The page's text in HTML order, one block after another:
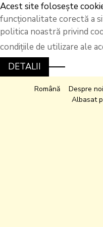
Acest site folosește
funcționalitate corectă a
politica noastră privind
condițiile de utilizare ale
DETALII
Română Despre noi
Albasat